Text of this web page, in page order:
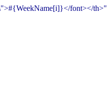
font></th>"